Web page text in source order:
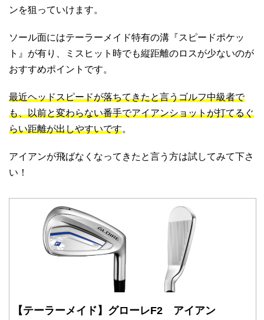
ンを狙っていけます。
ソール面にはテーラーメイド特有の溝『スピードポケッ
ト』が有り、ミスヒット時でも縦距離のロスが少ないのが
おすすめポイントです。
最近ヘッドスピードが落ちてきたと言うゴルフ中級者で
も、以前と変わらない番手でアイアンショットが打てるぐ
らい距離が出しやすいです。
アイアンが飛ばなくなってきたと言う方は試してみて下さ
い！
【テーラーメイド】グローレF2 アイアン